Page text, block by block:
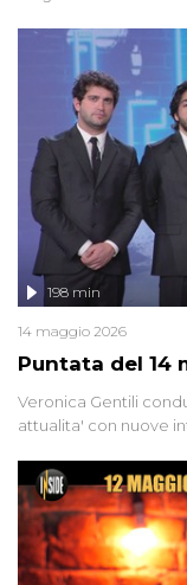
'90 e il 2000 che,
libertà. Lo speciale
Firenze, le cui
groviglio di dubbi
l'intervista inedita a
Puntata del 14
198 min
14 maggio 2026
Veronica Gentili
attualita' con nuove